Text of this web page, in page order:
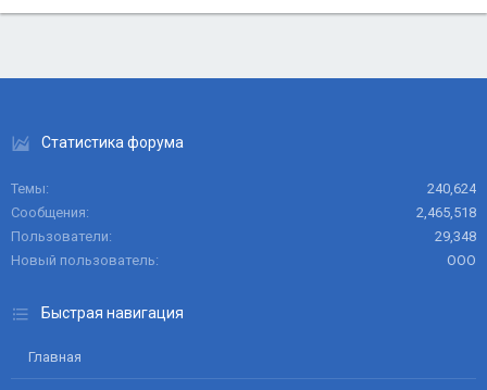
Статистика форума
Темы
240,624
Сообщения
2,465,518
Пользователи
29,348
Новый пользователь
ООО
Быстрая навигация
Главная